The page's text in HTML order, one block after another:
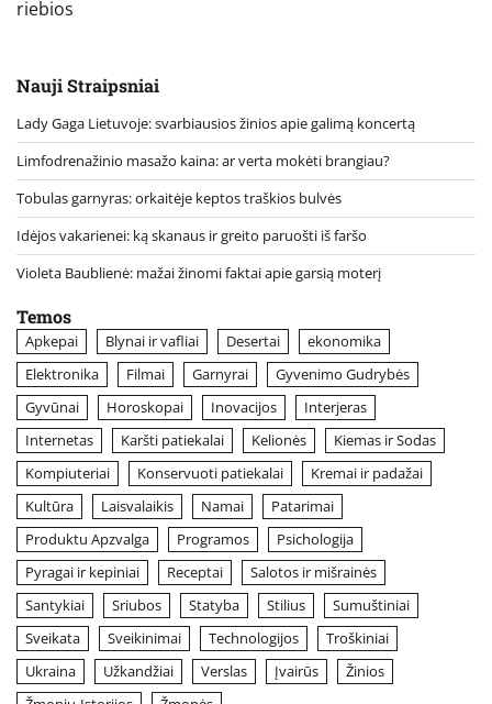
riebios
Nauji Straipsniai
Lady Gaga Lietuvoje: svarbiausios žinios apie galimą koncertą
Limfodrenažinio masažo kaina: ar verta mokėti brangiau?
Tobulas garnyras: orkaitėje keptos traškios bulvės
Idėjos vakarienei: ką skanaus ir greito paruošti iš faršo
Violeta Baublienė: mažai žinomi faktai apie garsią moterį
Temos
Apkepai Blynai ir vafliai Desertai
ekonomika
Elektronika
Filmai Garnyrai
Gyvenimo Gudrybės
Gyvūnai
Horoskopai Inovacijos
Interjeras
Internetas
Karšti patiekalai Kelionės
Kiemas ir Sodas
Kompiuteriai
Konservuoti patiekalai
Kremai ir padažai
Kultūra
Laisvalaikis Namai
Patarimai
Produktu Apzvalga
Programos
Psichologija
Pyragai ir kepiniai
Receptai
Salotos ir mišrainės
Santykiai
Sriubos Statyba Stilius
Sumuštiniai
Sveikata
Sveikinimai Technologijos
Troškiniai
Ukraina
Užkandžiai Verslas Įvairūs
Žinios